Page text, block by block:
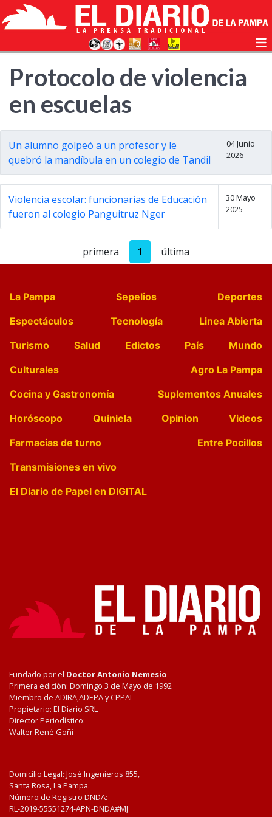
Protocolo de violencia
en escuelas
Un alumno golpeó a un profesor y le
quebró la mandíbula en un colegio de Tandil
04 Junio
2026
Violencia escolar: funcionarias de Educación
fueron al colegio Panguitruz Nger
30 Mayo
2025
primera 1 última
La Pampa Sepelios
Deportes
Espectáculos
Tecnología
Linea Abierta
Turismo
Salud Edictos País
Mundo
Culturales
Agro La Pampa
Cocina y Gastronomía
Suplementos Anuales
Horóscopo
Quiniela Opinion
Videos
Farmacias de turno
Entre Pocillos
Transmisiones en vivo
El Diario de Papel en DIGITAL
Fundado por el Doctor Antonio Nemesio
Primera edición: Domingo 3 de Mayo de 1992
Miembro de ADIRA,ADEPA y CPPAL
Propietario: El Diario SRL
Director Periodístico:
Walter René Goñi
Domicilio Legal: José Ingenieros 855,
Santa Rosa, La Pampa.
Número de Registro DNDA:
RL-2019-55551274-APN-DNDA#MJ